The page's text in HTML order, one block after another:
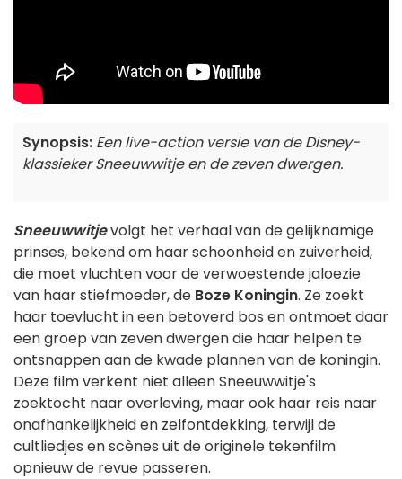
Synopsis: Een live-action versie van de Disney-
klassieker Sneeuwwitje en de zeven dwergen.
Sneeuwwitjevolgt het verhaal van de gelijknamige
prinses, bekend om haar schoonheid en zuiverheid,
die moet vluchten voor de verwoestende jaloezie
van haar stiefmoeder, de Boze Koningin. Ze zoekt
haar toevlucht in een betoverd bos en ontmoet daar
een groep van zeven dwergen die haar helpen te
ontsnappen aan de kwade plannen van de koningin.
Deze film verkent niet alleen Sneeuwwitje's
zoektocht naar overleving, maar ook haar reis naar
onafhankelijkheid en zelfontdekking, terwijl de
cultliedjes en scènes uit de originele tekenfilm
opnieuw de revue passeren.